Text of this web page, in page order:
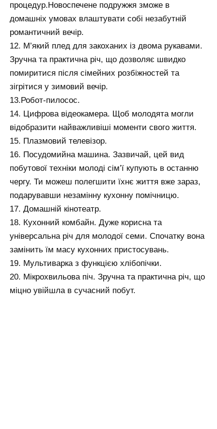
процедур.Новоспечене подружжя зможе в
домашніх умовах влаштувати собі незабутній
романтичний вечір.
12. М’який плед для закоханих із двома рукавами.
Зручна та практична річ, що дозволяє швидко
помиритися після сімейних розбіжностей та
зігрітися у зимовий вечір.
13.Робот-пилосос.
14. Цифрова відеокамера. Щоб молодята могли
відобразити найважливіші моменти свого життя.
15. Плазмовий телевізор.
16. Посудомийна машина. Зазвичай, цей вид
побутової техніки молоді сім’ї купують в останню
чергу. Ти можеш полегшити їхнє життя вже зараз,
подарувавши незамінну кухонну помічницю.
17. Домашній кінотеатр.
18. Кухонний комбайн. Дуже корисна та
універсальна річ для молодої семи. Спочатку вона
замінить їм масу кухонних пристосувань.
19. Мультиварка з функцією хлібопічки.
20. Мікрохвильова піч. Зручна та практична річ, що
міцно увійшла в сучасний побут.